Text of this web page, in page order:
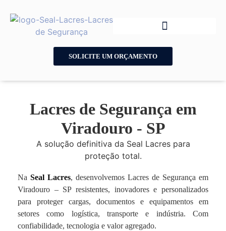
SOLICITE UM ORÇAMENTO
Lacres de Segurança em
Viradouro - SP
A solução definitiva da Seal Lacres para
proteção total.
Na Seal Lacres, desenvolvemos Lacres de Segurança em
Viradouro – SP resistentes, inovadores e personalizados
para proteger cargas, documentos e equipamentos em
setores como logística, transporte e indústria. Com
confiabilidade, tecnologia e valor agregado.